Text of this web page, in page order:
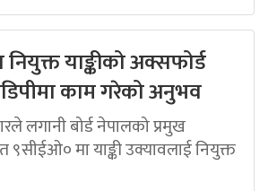
नियुक्त याङ्कीको अक्सफोर्ड
काम गरेको अनुभव
लगानी बोर्ड नेपालको प्रमुख
९सीईओ० मा याङ्की उक्यावलाई नियुक्त